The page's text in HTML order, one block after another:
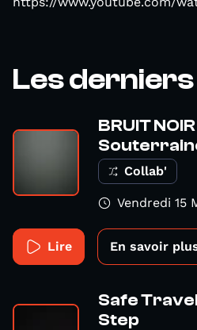
Les
BRUIT
Collab'
Vendredi 15
Lire En savoir
Safe
Step